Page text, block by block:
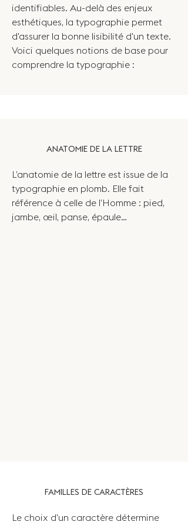
identifiables. Au-delà des enjeux
esthétiques, la typographie permet
d'assurer la bonne lisibilité d'un texte.
Voici quelques notions de base pour
comprendre la typographie :
ANATOMIE DE LA LETTRE
L’anatomie de la lettre est issue de la
typographie en plomb. Elle fait
référence à celle de l’Homme : pied,
jambe, œil, panse, épaule…
FAMILLES DE CARACTÈRES
Le choix d'un caractère détermine